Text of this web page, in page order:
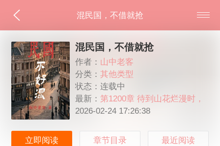
混民国，不借就抢
混民国，不借就抢
作者： 山中老客
分类：其他类型
状态：连载中
最新： 第1200章 待到山花烂漫时，
我亦入秦川！
2026-02-24 17:26:38
立即阅读 章节目录 最近阅读